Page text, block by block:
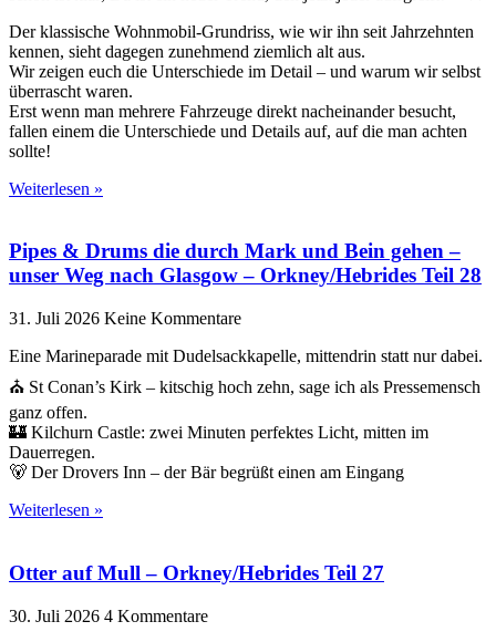
Der klassische Wohnmobil-Grundriss, wie wir ihn seit Jahrzehnten
kennen, sieht dagegen zunehmend ziemlich alt aus.
Wir zeigen euch die Unterschiede im Detail – und warum wir selbst
überrascht waren.
Erst wenn man mehrere Fahrzeuge direkt nacheinander besucht,
fallen einem die Unterschiede und Details auf, auf die man achten
sollte!
Weiterlesen »
Pipes & Drums die durch Mark und Bein gehen –
unser Weg nach Glasgow – Orkney/Hebrides Teil 28
31. Juli 2026 Keine Kommentare
Eine Marineparade mit Dudelsackkapelle, mittendrin statt nur dabei.
⛪ St Conan’s Kirk – kitschig hoch zehn, sage ich als Pressemensch
ganz offen.
🏰 Kilchurn Castle: zwei Minuten perfektes Licht, mitten im
Dauerregen.
🐻 Der Drovers Inn – der Bär begrüßt einen am Eingang
Weiterlesen »
Otter auf Mull – Orkney/Hebrides Teil 27
30. Juli 2026 4 Kommentare